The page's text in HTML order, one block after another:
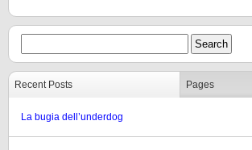
Recent Posts Pages
La bugia dell’underdog